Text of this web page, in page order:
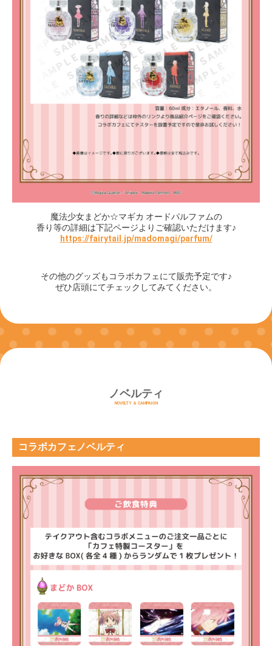
魔法少女まどか☆マギカ オードパルファムの
香り等の詳細は下記ページよりご確認いただけます♪
https://fairytail.jp/madomagi/parfum/
その他のグッズもコラボカフェにて販売予定です♪
ぜひ店頭にてチェックしてみてください。
ノベルティ
NOVELTY & CAMPAIGN
コラボカフェノベルティ